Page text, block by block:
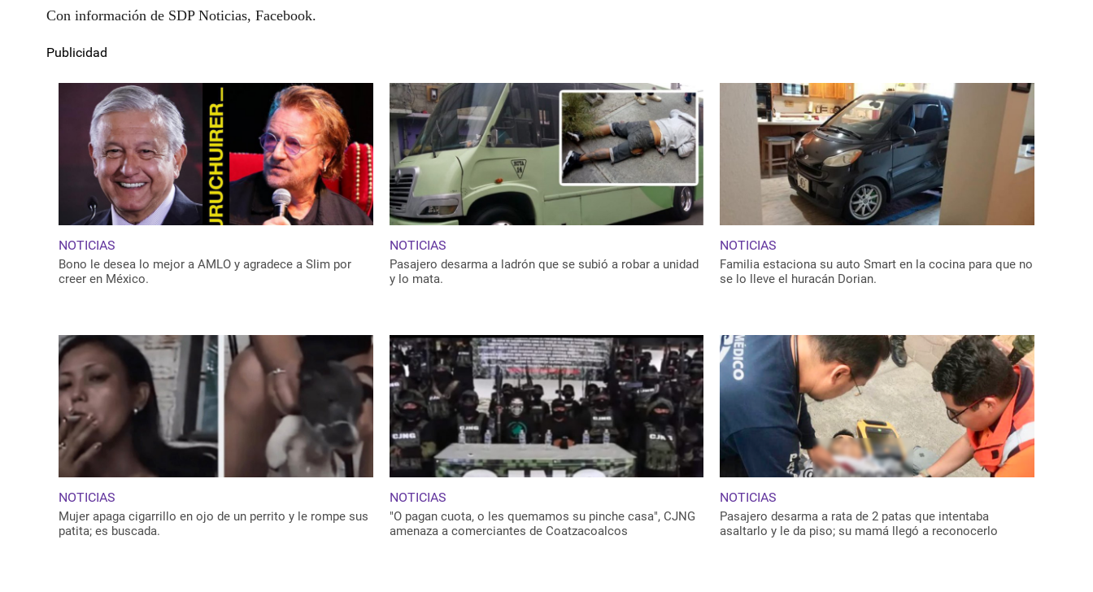
Con información de SDP Noticias, Facebook.
Publicidad
NOTICIAS
Bono le desea lo mejor a AMLO y agradece a Slim por
creer en México.
NOTICIAS
Pasajero desarma a ladrón que se subió a robar a unidad
y lo mata.
NOTICIAS
Familia estaciona su auto Smart en la cocina para que no
se lo lleve el huracán Dorian.
NOTICIAS
Mujer apaga cigarrillo en ojo de un perrito y le rompe sus
patita; es buscada.
NOTICIAS
"O pagan cuota, o les quemamos su pinche casa", CJNG
amenaza a comerciantes de Coatzacoalcos
NOTICIAS
Pasajero desarma a rata de 2 patas que intentaba
asaltarlo y le da piso; su mamá llegó a reconocerlo